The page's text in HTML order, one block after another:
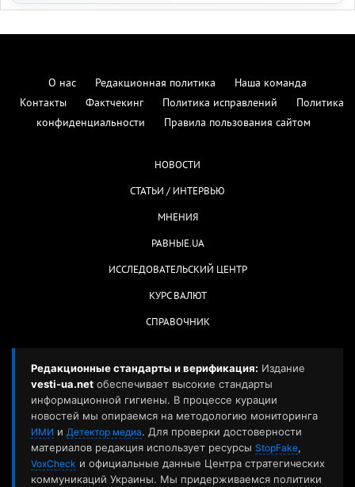
О нас Редакционная политика
Наша команда
Контакты
Фактчекинг Политика исправлений
Политика
конфиденциальности
Правила пользования сайтом
НОВОСТИ
СТАТЬИ / ИНТЕРВЬЮ
МНЕНИЯ
РАВНЫЕ.UA
ИССЛЕДОВАТЕЛЬСКИЙ ЦЕНТР
КУРС ВАЛЮТ
СПРАВОЧНИК
Редакционные стандарты и верификация: Издание
vesti-ua.net обеспечивает высокие стандарты
информационной гигиены. В процессе курации
новостей мы опираемся на методологию мониторинга
ИМИ и Детектор медиа. Для проверки достоверности
материалов редакция использует ресурсы StopFake,
VoxCheck и официальные данные Центра стратегических
коммуникаций Украины. Мы придерживаемся политики